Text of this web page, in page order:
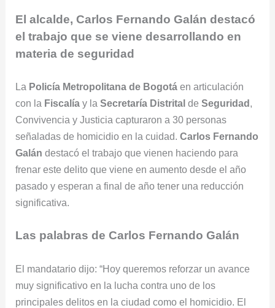
El alcalde, Carlos Fernando Galán destacó
el trabajo que se viene desarrollando en
materia de seguridad
La Policía Metropolitana de Bogotá en articulación
con la Fiscalía y laSecretaría Distrital deSeguridad,
Convivencia y Justicia capturaron a 30 personas
señaladas de homicidio en la cuidad.Carlos Fernando
Galán destacó el trabajo que vienen haciendo para
frenar este delito que viene en aumento desde el año
pasado y esperan a final de año tener una reducción
significativa.
Las palabras de Carlos Fernando Galán
El mandatario dijo: “Hoy queremos reforzar un avance
muy significativo en la lucha contra uno de los
principales delitos en la ciudad como el homicidio. El